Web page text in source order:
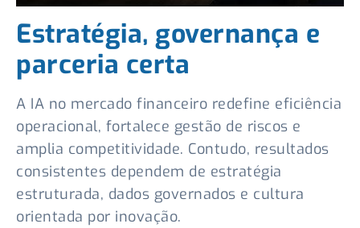
Estratégia, governança e
parceria certa
A IA no mercado financeiro redefine eficiência
operacional, fortalece gestão de riscos e
amplia competitividade. Contudo, resultados
consistentes dependem de estratégia
estruturada, dados governados e cultura
orientada por inovação.